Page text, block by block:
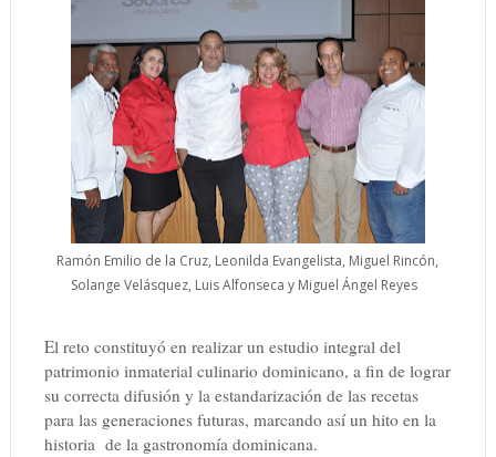
Ramón Emilio de la Cruz, Leonilda Evangelista, Miguel Rincón,
Solange Velásquez, Luis Alfonseca y Miguel Ángel Reyes
El reto constituyó en realizar un estudio integral del
patrimonio inmaterial culinario dominicano, a fin de lograr
su correcta difusión y la estandarización de las recetas
para las generaciones futuras, marcando así un hito en la
historia de la gastronomía dominicana.